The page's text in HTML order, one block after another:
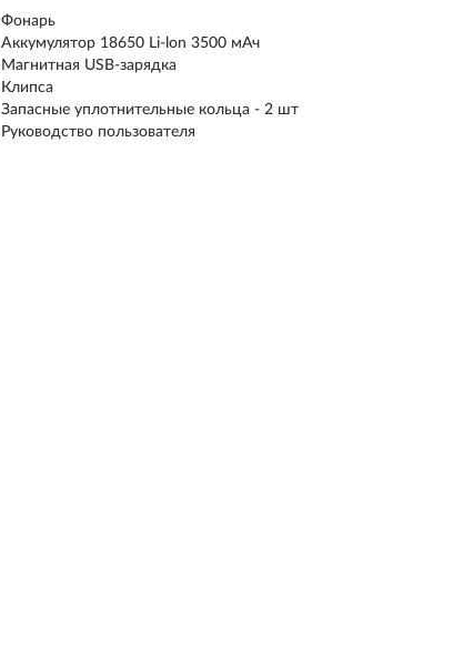
Фонарь
Аккумулятор 18650 Li-lon 3500 мАч
Магнитная USB-зарядка
Клипса
Запасные уплотнительные кольца - 2 шт
Руководство пользователя